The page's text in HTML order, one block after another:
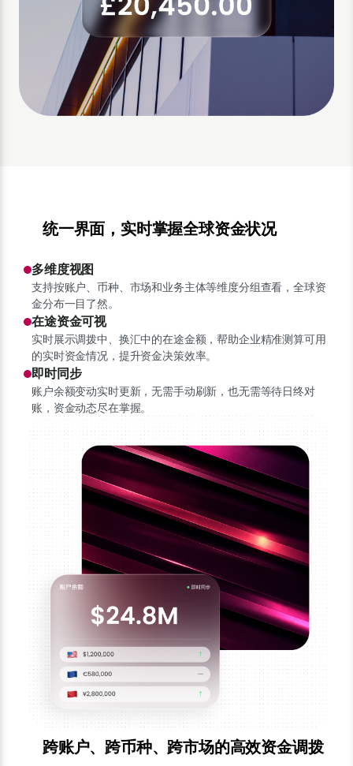
统一界面，实时掌握全球资金状况
多维度视图
支持按账户、币种、市场和业务主体等维度分组查看，全球资
金分布一目了然。
在途资金可视
实时展示调拨中、换汇中的在途金额，帮助企业精准测算可用
的实时资金情况，提升资金决策效率。
即时同步
账户余额变动实时更新，无需手动刷新，也无需等待日终对
账，资金动态尽在掌握。
跨账户、跨币种、跨市场的高效资金调拨